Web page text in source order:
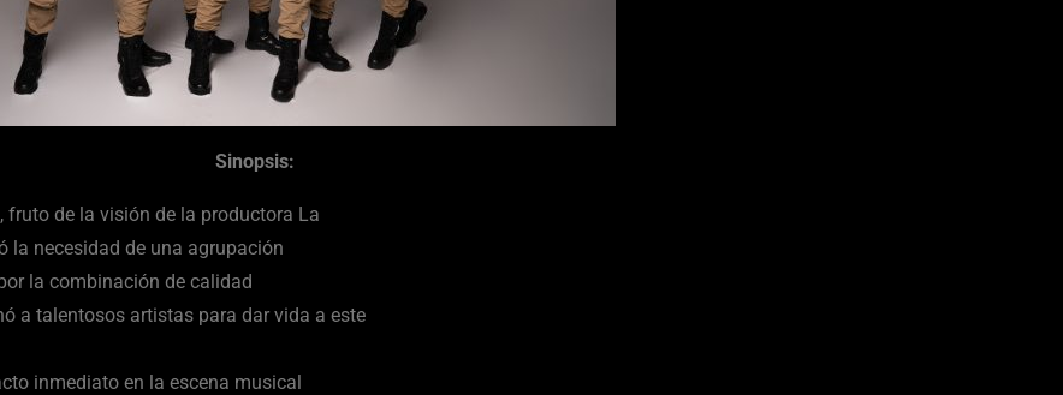
Sinopsis:
fruto de la visión de la productora La
la necesidad de una agrupación
la combinación de calidad
a talentosos artistas para dar vida a este
inmediato en la escena musical